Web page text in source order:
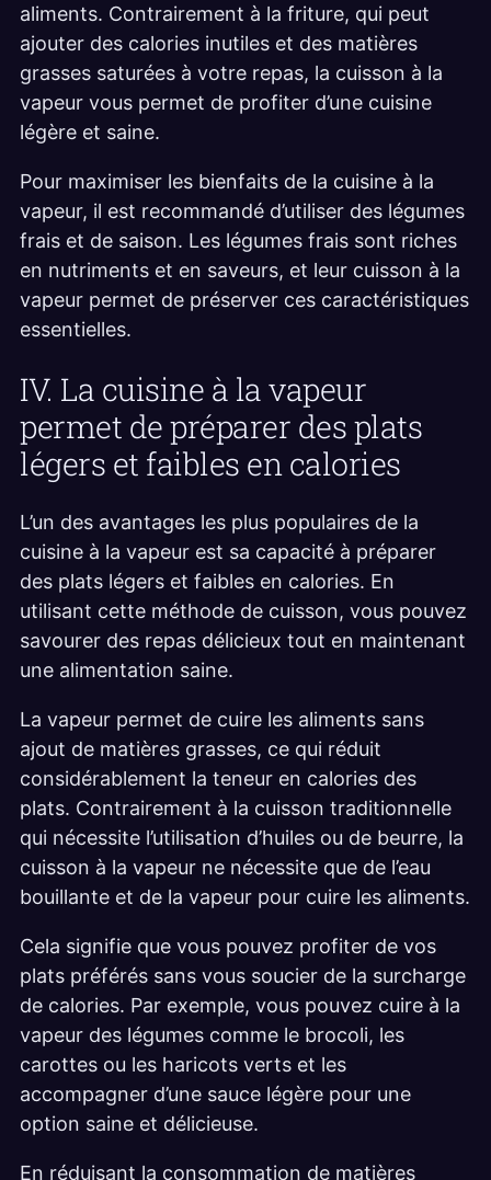
aliments. Contrairement à la friture, qui peut
ajouter des calories inutiles et des matières
grasses saturées à votre repas, la cuisson à la
vapeur vous permet de profiter d’une cuisine
légère et saine.
Pour maximiser les bienfaits de la cuisine à la
vapeur, il est recommandé d’utiliser des légumes
frais et de saison. Les légumes frais sont riches
en nutriments et en saveurs, et leur cuisson à la
vapeur permet de préserver ces caractéristiques
essentielles.
IV. La cuisine à la vapeur
permet de préparer des plats
légers et faibles en calories
L’un des avantages les plus populaires de la
cuisine à la vapeur est sa capacité à préparer
des plats légers et faibles en calories. En
utilisant cette méthode de cuisson, vous pouvez
savourer des repas délicieux tout en maintenant
une alimentation saine.
La vapeur permet de cuire les aliments sans
ajout de matières grasses, ce qui réduit
considérablement la teneur en calories des
plats. Contrairement à la cuisson traditionnelle
qui nécessite l’utilisation d’huiles ou de beurre, la
cuisson à la vapeur ne nécessite que de l’eau
bouillante et de la vapeur pour cuire les aliments.
Cela signifie que vous pouvez profiter de vos
plats préférés sans vous soucier de la surcharge
de calories. Par exemple, vous pouvez cuire à la
vapeur des légumes comme le brocoli, les
carottes ou les haricots verts et les
accompagner d’une sauce légère pour une
option saine et délicieuse.
En réduisant la consommation de matières